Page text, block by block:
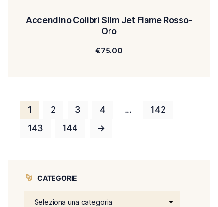
Accendino Colibrì Slim Jet Flame Rosso-
Oro
€75.00
1 2 3 4 …
142
143
144 →
CATEGORIE